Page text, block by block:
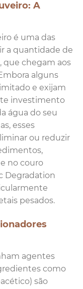
A
é uma das
a quantidade de
que chegam aos
alguns
e exijam
investimento
água do seu
esses
ou reduzir
no couro
Degradation
pesados.
agentes
como
são